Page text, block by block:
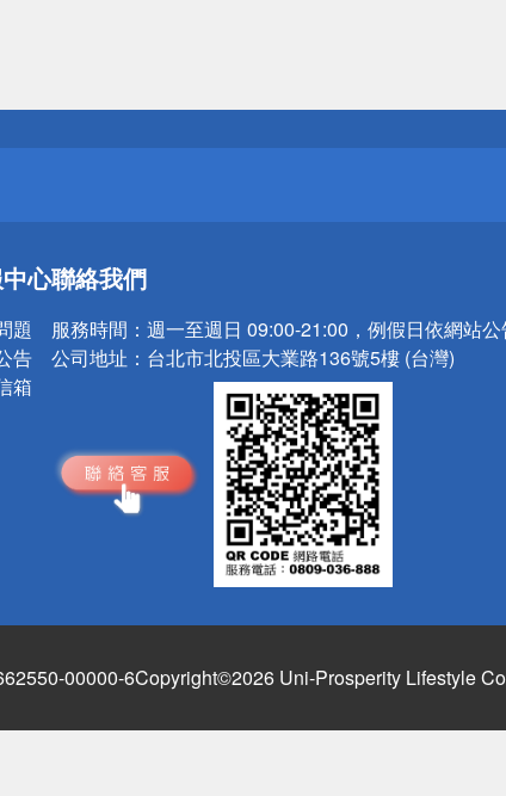
心
題
告
箱
聯絡我們
服務時間： 週一至週日 09:00-21:00，例假日依網站
公司地址： 台北市北投區大業路136號5樓 (台灣)
00000-6Copyright©2026 Uni-Prosperity Lifestyle